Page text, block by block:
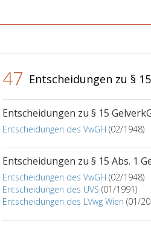
47 Entscheidungen zu §
Entscheidungen zu § 15
Entscheidungen des VwGH (02/1948)
Entscheidungen zu § 15 Abs. 1
Entscheidungen des VwGH (02/1948)
Entscheidungen des UVS (01/1991)
Entscheidungen des LVwg Wien (01/